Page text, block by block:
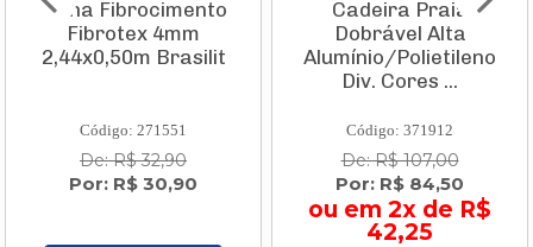
Telha Fibrocimento
Fibrotex 4mm
2,44x0,50m Brasilit
Código: 271551
De: R$ 32,90
Por: R$ 30,90
Cadeira Praia
Dobrável Alta
Alumínio/Polietileno
Div. Cores ...
Código: 371912
De: R$ 107,00
Por: R$ 84,50
ou em 2x de R$
42,25